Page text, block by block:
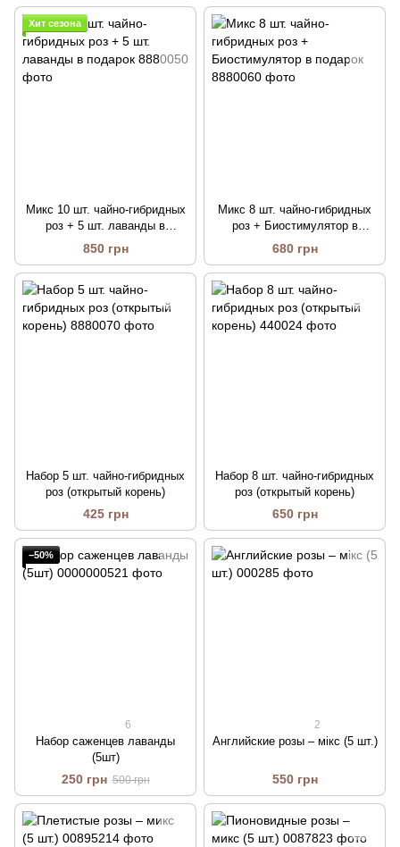
Хит сезона
Микс 10 шт. чайно-гибридных
роз + 5 шт. лаванды в
подарок
850 грн
Микс 8 шт. чайно-гибридных
роз + Биостимулятор в
подарок
680 грн
Набор 5 шт. чайно-гибридных
роз (открытый корень)
425 грн
Набор 8 шт. чайно-гибридных
роз (открытый корень)
650 грн
−50%
6
Набор саженцев лаванды
(5шт)
250 грн 500 грн
2
Английские розы – мікс (5 шт.)
550 грн